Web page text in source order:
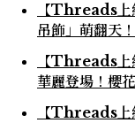
【Threads上
吊飾」萌翻天
【Threads上
華麗登場！櫻
【Threads上